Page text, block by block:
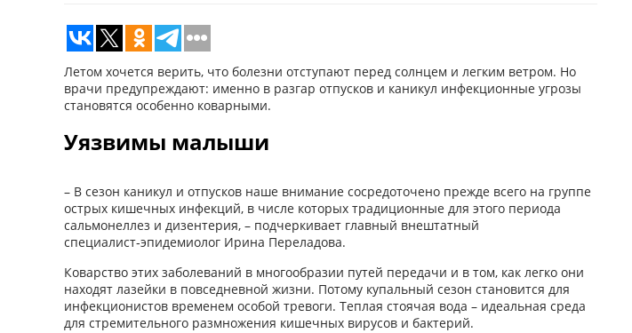
Летом хочется верить, что болезни отступают перед солнцем и легким ветром. Но
врачи предупреждают: именно в разгар отпусков и каникул инфекционные угрозы
становятся особенно коварными.
Уязвимы малыши
– В сезон каникул и отпусков наше внимание сосредоточено прежде всего на группе
острых кишечных инфекций, в числе которых традиционные для этого периода
сальмонеллез и дизентерия, – подчеркивает главный внештатный
специалист‑эпидемиолог Ирина Переладова.
Коварство этих заболеваний в многообразии путей передачи и в том, как легко они
находят лазейки в повседневной жизни. Потому купальный сезон становится для
инфекционистов временем особой тревоги. Теплая стоячая вода – идеальная среда
для стремительного размножения кишечных вирусов и бактерий.